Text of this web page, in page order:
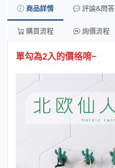
商品詳情 評論&問答
購買流程 詢價流程
單勾為2入的價格唷~